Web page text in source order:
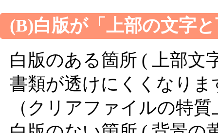
(B)白版が「上部の文字
白版のある箇所 ( 上部文
書類が透けにくくなりま
（クリアファイルの特